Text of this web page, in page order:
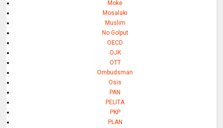
Moke
Mosalaki
Muslim
No Golput
OECD
OJK
OTT
Ombudsman
Osis
PAN
PELITA
PKP
PLAN